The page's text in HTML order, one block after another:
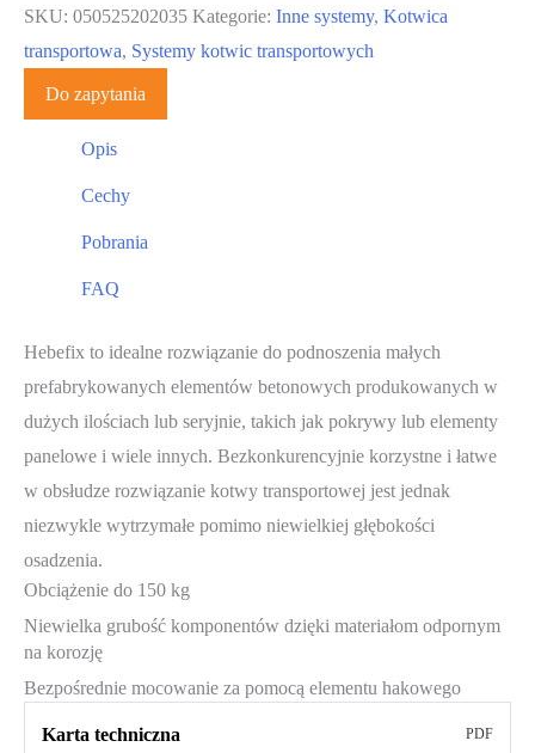
SKU: 050525202035 Kategorie: Inne systemy, Kotwica
transportowa, Systemy kotwic transportowych
Do zapytania
Opis
Cechy
Pobrania
FAQ
Hebefix to idealne rozwiązanie do podnoszenia małych
prefabrykowanych elementów betonowych produkowanych w
dużych ilościach lub seryjnie, takich jak pokrywy lub elementy
panelowe i wiele innych. Bezkonkurencyjnie korzystne i łatwe
w obsłudze rozwiązanie kotwy transportowej jest jednak
niezwykle wytrzymałe pomimo niewielkiej głębokości
osadzenia.
Obciążenie do 150 kg
Niewielka grubość komponentów dzięki materiałom odpornym
na korozję
Bezpośrednie mocowanie za pomocą elementu hakowego
Karta techniczna PDF